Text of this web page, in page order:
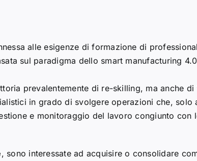
alle esigenze di formazione di
sul paradigma dello smart manufacturing
prevalentemente di re-skilling, ma anche di
in grado di svolgere operazioni che, solo
e monitoraggio del lavoro congiunto con
, sono interessate ad acquisire o consolidare